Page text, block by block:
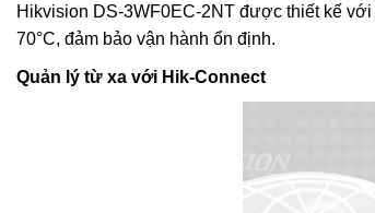
Hikvision DS-3WF0EC-2NT được thiết kế
70°C, đảm bảo vận hành ổn định.
Quản lý từ xa với Hik-Connect